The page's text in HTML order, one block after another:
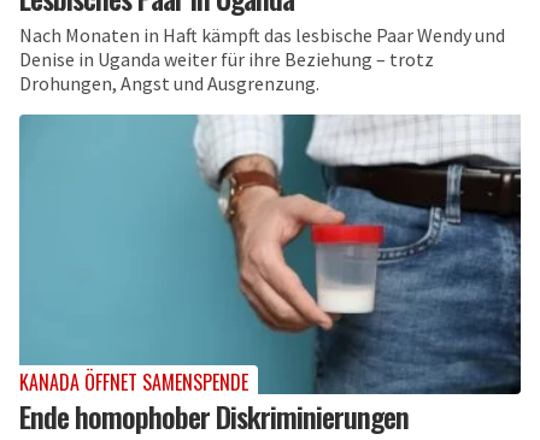
Nach Monaten in Haft kämpft das lesbische Paar Wendy und
Denise in Uganda weiter für ihre Beziehung – trotz
Drohungen, Angst und Ausgrenzung.
KANADA ÖFFNET SAMENSPENDE
Ende homophober Diskriminierungen